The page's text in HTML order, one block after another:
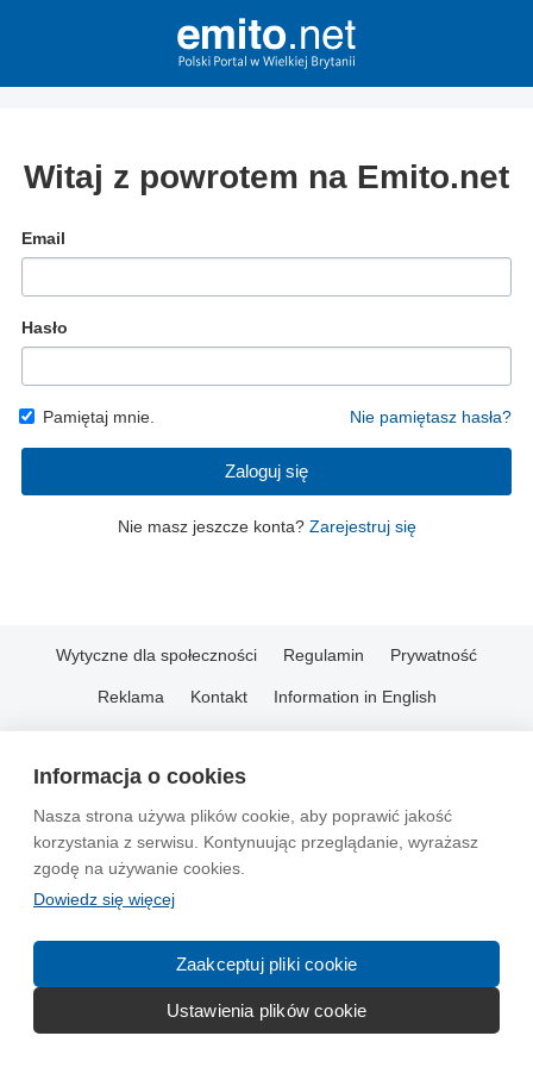
Informacja o cookies
Nasza strona używa plików cookie, aby poprawić jakość
korzystania z serwisu. Kontynuując przeglądanie, wyrażasz
zgodę na używanie cookies.
Dowiedz się więcej
Zaakceptuj pliki cookie
Ustawienia plików cookie
Witaj z powrotem na Emito.net
Email
Hasło
Pamiętaj mnie. Nie pamiętasz hasła?
Zaloguj się
Nie masz jeszcze konta? Zarejestruj się
Wytyczne dla społeczności Regulamin Prywatność
Reklama Kontakt Information in English